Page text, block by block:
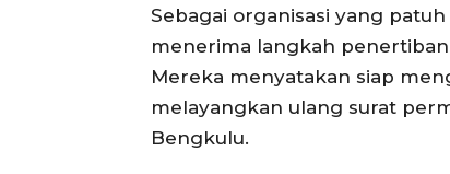
Sebagai organisasi yang
menerima langkah
Mereka menyatakan siap
melayangkan ulang surat
Bengkulu.